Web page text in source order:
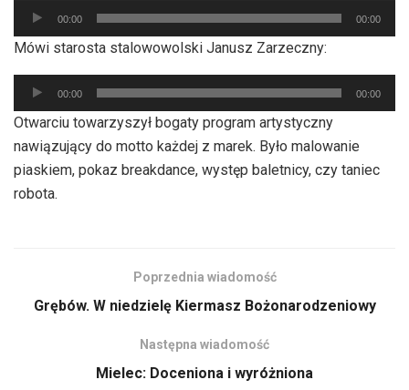
Odtwarzacz
plików
dźwiękowych
00:00 00:00
Mówi starosta stalowowolski Janusz Zarzeczny:
Odtwarzacz
plików
dźwiękowych
00:00 00:00
Otwarciu towarzyszył bogaty program artystyczny
nawiązujący do motto każdej z marek. Było malowanie
piaskiem, pokaz breakdance, występ baletnicy, czy taniec
robota.
Poprzednia wiadomość
Grębów. W niedzielę Kiermasz Bożonarodzeniowy
Następna wiadomość
Mielec: Doceniona i wyróżniona